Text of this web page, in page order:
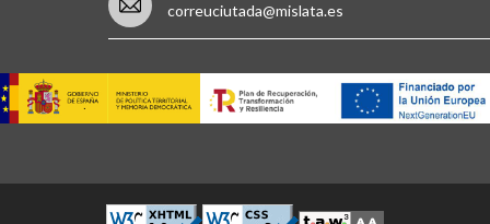
correuciutada@mislata.es